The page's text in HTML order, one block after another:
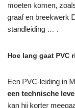
moeten komen,
graaf en breekwerk
standleiding … .
Hoe lang gaat PVC
Een PVC-leiding in
een technische
kan hij korter